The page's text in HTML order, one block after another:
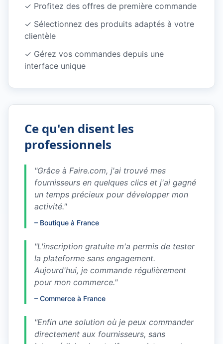
✓ Profitez des offres de première commande
✓ Sélectionnez des produits adaptés à votre
clientèle
✓ Gérez vos commandes depuis une
interface unique
Ce qu'en disent les
professionnels
"Grâce à Faire.com, j'ai trouvé mes
fournisseurs en quelques clics et j'ai gagné
un temps précieux pour développer mon
activité."
– Boutique à France
"L'inscription gratuite m'a permis de tester
la plateforme sans engagement.
Aujourd'hui, je commande régulièrement
pour mon commerce."
– Commerce à France
"Enfin une solution où je peux commander
directement aux fournisseurs, sans